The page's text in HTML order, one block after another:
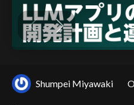
Shumpei Miyawaki